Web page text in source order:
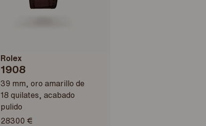
Rolex
1908
39 mm, oro amarillo de
18 quilates, acabado
pulido
28300 €